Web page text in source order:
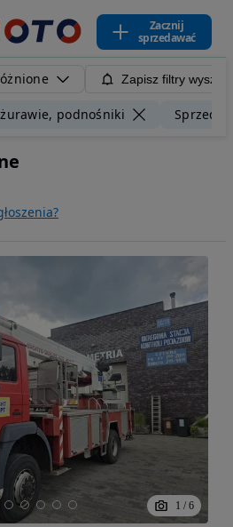
Zacznij
sprzedawać
Zapisz filtry
podnośniki Sprzedaż
1 / 6